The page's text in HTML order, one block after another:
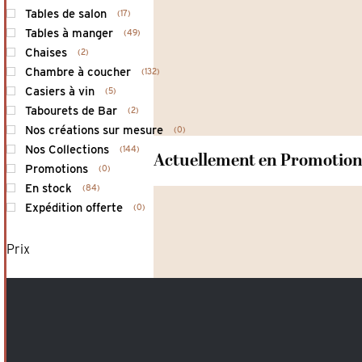
Actuellement en
Tables de salon
17
Tables à manger 49
Chaises 2
Chambre à coucher 132
Casiers à vin 5
Tabourets de Bar 2
Nos créations sur mesure 0
Nos Collections 144
Promotions 0
En stock 84
Expédition offerte 0
Prix